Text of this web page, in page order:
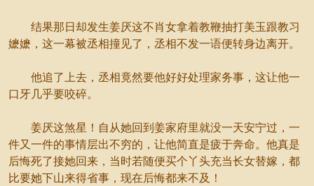
结果那日却发生姜厌这不肖女拿着教鞭抽打美玉跟教习
嬷嬷，这一幕被丞相撞见了，丞相不发一语便转身边离开。
他追了上去，丞相竟然要他好好处理家务事，这让他一
口牙几乎要咬碎。
姜厌这煞星！自从她回到姜家府里就没一天安宁过，一
件又一件的事情层出不穷的，让他简直是疲于奔命。他真是
后悔死了接她回来，当时若随便买个丫头充当长女替嫁，都
比要她下山来得省事，现在后悔都来不及！